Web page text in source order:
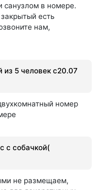
санузлом в номере.
есть
нам,
из 5 человек с20.07
номер
с собачкой(
не размещаем,